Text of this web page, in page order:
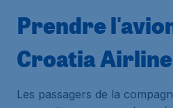
Prendre
Croatia
Les passagers de la